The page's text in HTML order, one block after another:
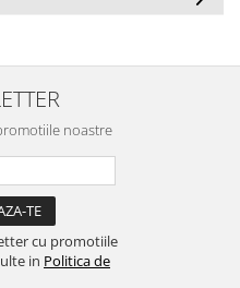
noastre
cu promotiile
in Politica de